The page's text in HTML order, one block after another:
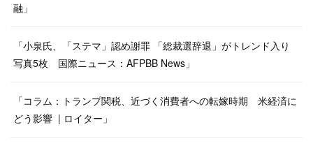
融」
「小泉氏、「ステマ」認め謝罪 「総裁選辞退」がトレンド入り
写真5枚 国際ニュース：AFPBB News」
「コラム：トランプ関税、近づく消費者への転嫁時期 米経済に
どう影響 | ロイター」